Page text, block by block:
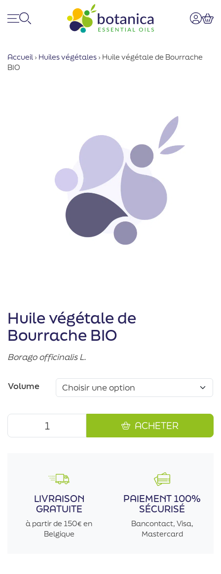
Accueil › Huiles végétales › Huile végétale de Bourrache
BIO
Huile végétale de
Bourrache BIO
Borago officinalis L.
Volume
ACHETER
LIVRAISON
GRATUITE
à partir de 150€ en
Belgique
PAIEMENT 100%
SÉCURISÉ
Bancontact, Visa,
Mastercard